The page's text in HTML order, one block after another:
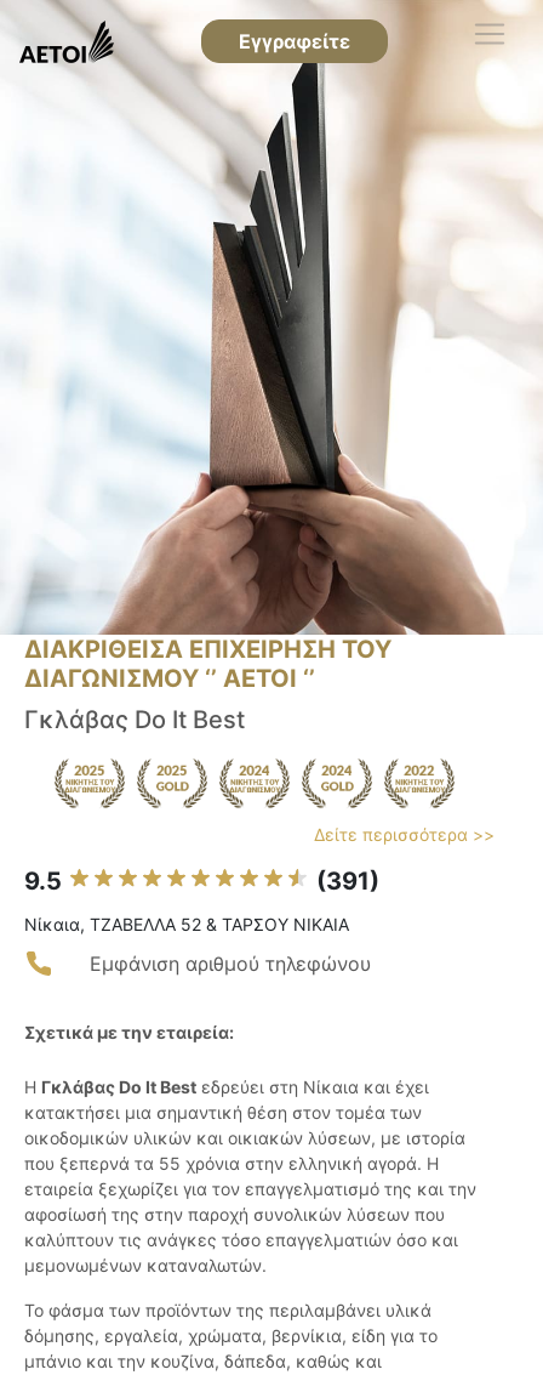
Εγγραφείτε
ΔΙΑΚΡΙΘΕΙΣΑ ΕΠΙΧΕΙΡΗΣΗ ΤΟΥ
ΔΙΑΓΩΝΙΣΜΟΥ ‘’ ΑΕΤΟΙ ‘’
Γκλάβας Do It Best
Δείτε περισσότερα >>
9.5 (391)
Νίκαια, ΤΖΑΒΕΛΛΑ 52 & ΤΑΡΣΟΥ ΝΙΚΑΙΑ
Εμφάνιση αριθμού τηλεφώνου
Σχετικά με την εταιρεία:
Η Γκλάβας Do It Best εδρεύει στη Νίκαια και έχει
κατακτήσει μια σημαντική θέση στον τομέα των
οικοδομικών υλικών και οικιακών λύσεων, με ιστορία
που ξεπερνά τα 55 χρόνια στην ελληνική αγορά. Η
εταιρεία ξεχωρίζει για τον επαγγελματισμό της και την
αφοσίωσή της στην παροχή συνολικών λύσεων που
καλύπτουν τις ανάγκες τόσο επαγγελματιών όσο και
μεμονωμένων καταναλωτών.
Το φάσμα των προϊόντων της περιλαμβάνει υλικά
δόμησης, εργαλεία, χρώματα, βερνίκια, είδη για το
μπάνιο και την κουζίνα, δάπεδα, καθώς και